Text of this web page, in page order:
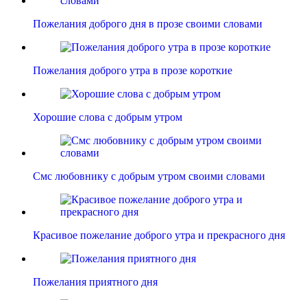
Пожелания доброго дня в прозе своими словами
Пожелания доброго утра в прозе короткие
Хорошие слова с добрым утром
Смс любовнику с добрым утром своими словами
Красивое пожелание доброго утра и прекрасного дня
Пожелания приятного дня